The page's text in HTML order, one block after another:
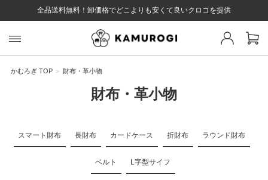
全品送料無料！卸価格でどこよりも安くて良いクロコを提供
ト 様
マイページ お気に入り カート
戻る
かむろぎ TOP 財布・革小物
財布・革小物
スマート財布 長財布 カードケース 折財布 ラウンド財布
ベルト L字型サイフ